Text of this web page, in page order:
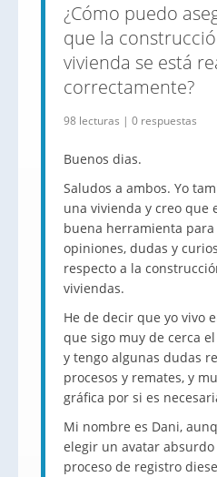
¿Cómo puedo
que la
vivienda se está
correctamente?
98 lecturas | 0 respuestas
Buenos dias.
Saludos a ambos. Yo
una vivienda y creo que
buena herramienta
opiniones, dudas y
respecto a la
viviendas.
He de decir que yo vivo
que sigo muy de cerca
y tengo algunas dudas
procesos y remates, y
gráfica por si es
Mi nombre es Dani,
elegir un avatar
proceso de registro